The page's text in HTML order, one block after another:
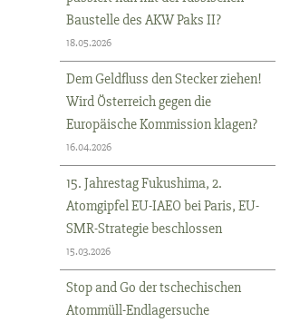
Baustelle des AKW Paks II?
18.05.2026
Dem Geldfluss den Stecker ziehen!
Wird Österreich gegen die
Europäische Kommission klagen?
16.04.2026
15. Jahrestag Fukushima, 2.
Atomgipfel EU-IAEO bei Paris, EU-
SMR-Strategie beschlossen
15.03.2026
Stop and Go der tschechischen
Atommüll-Endlagersuche